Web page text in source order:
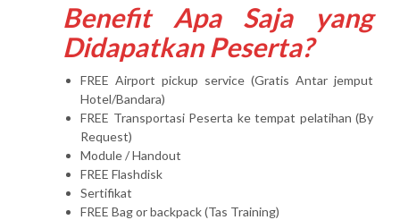
Benefit Apa Saja yang
Didapatkan Peserta?
FREE Airport pickup service (Gratis Antar jemput
Hotel/Bandara)
FREE Transportasi Peserta ke tempat pelatihan (By
Request)
Module / Handout
FREE Flashdisk
Sertifikat
FREE Bag or backpack (Tas Training)